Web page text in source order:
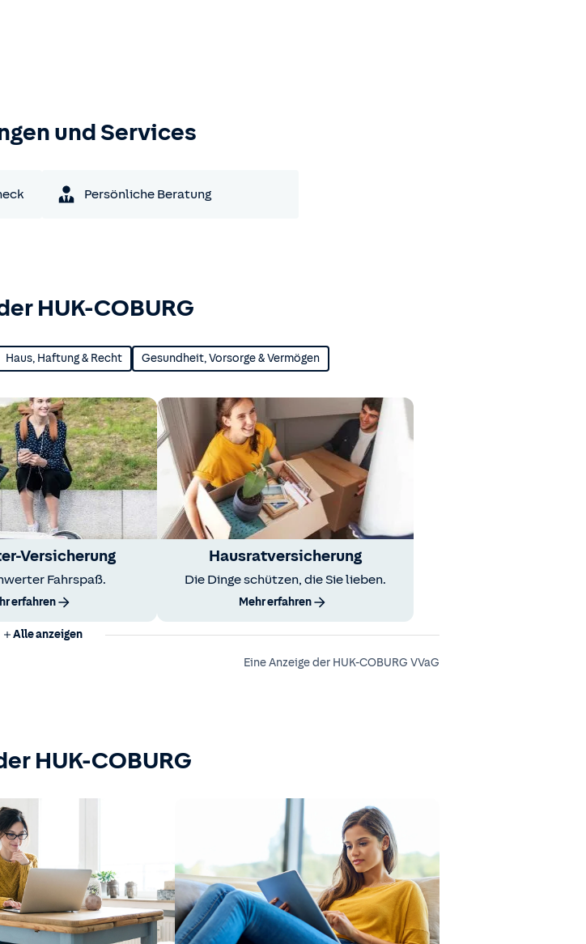
und Services
Persönliche Beratung
HUK-COBURG
Haus, Haftung & Recht Gesundheit, Vorsorge & Vermögen
Versicherung
Fahrspaß.
erfahren
Hausratversicherung
Die Dinge schützen, die Sie lieben.
Mehr erfahren
Alle anzeigen
Eine Anzeige der HUK-COBURG VVaG
HUK-COBURG